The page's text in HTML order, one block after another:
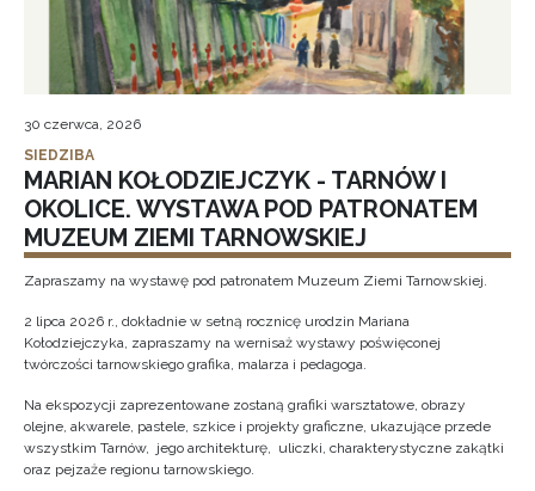
30 czerwca, 2026
SIEDZIBA
MARIAN KOŁODZIEJCZYK - TARNÓW I
OKOLICE. WYSTAWA POD PATRONATEM
MUZEUM ZIEMI TARNOWSKIEJ
Zapraszamy na wystawę pod patronatem Muzeum Ziemi Tarnowskiej.
2 lipca 2026 r., dokładnie w setną rocznicę urodzin Mariana
Kołodziejczyka, zapraszamy na wernisaż wystawy poświęconej
twórczości tarnowskiego grafika, malarza i pedagoga.
Na ekspozycji zaprezentowane zostaną grafiki warsztatowe, obrazy
olejne, akwarele, pastele, szkice i projekty graficzne, ukazujące przede
wszystkim Tarnów, jego architekturę, uliczki, charakterystyczne zakątki
oraz pejzaże regionu tarnowskiego.